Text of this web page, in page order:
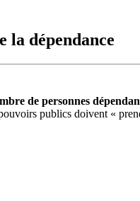
la dépendance
de personnes
publics doivent «